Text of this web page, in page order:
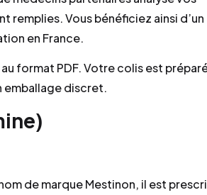
Vous bénéficiez ainsi d’un
en France.
format PDF. Votre colis est
emballage discret.
de marque Mestinon, il est